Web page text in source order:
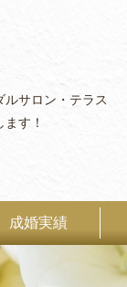
サロン・テラス
す！
成婚実績